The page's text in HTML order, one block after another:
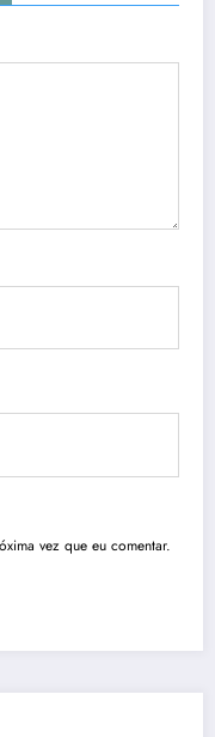
vez que eu comentar.